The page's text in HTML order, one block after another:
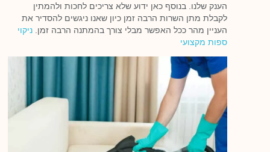
הענק שלנו. בנוסף כאן ידוע שלא צריכים לחכות ולהמתין
לקבלת מתן השרות הרבה זמן כיון שאנו ניגשים להסדיר את
העניין מהר ככל האפשר מבלי צורך בהמתנה הרבה זמן. ניקוי
ספות מקצועי